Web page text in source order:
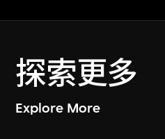
探索更多
Explore More